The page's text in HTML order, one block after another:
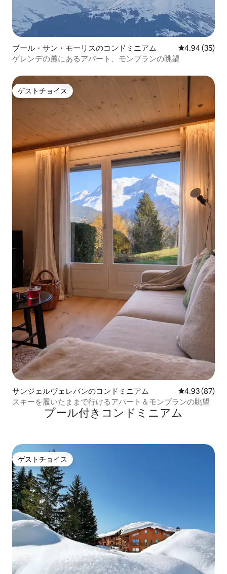
ブール・サン・モーリスのコンドミニアム レビュー35
4.94 (35)
ゲレンデの麓にあるアパート、モンブランの眺望
ゲストチョイス
ゲストチョイス
サンジェルヴェレバンのコンドミニアム レビュー87
4.93 (87)
スキーを履いたままで行けるアパート＆モンブランの眺望
プール付きコンドミニアム
ゲストチョイス
ゲストチョイス